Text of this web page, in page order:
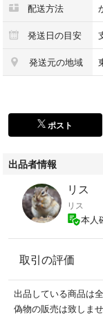
配送方法
発送日の目安
発送元の地域
ポスト
出品者情報
リス
リス
本人
取引の評価
出品している商品は
偽物の販売は致しませ